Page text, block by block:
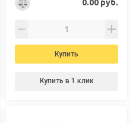
0.00 руб.
Купить
Купить в 1 клик